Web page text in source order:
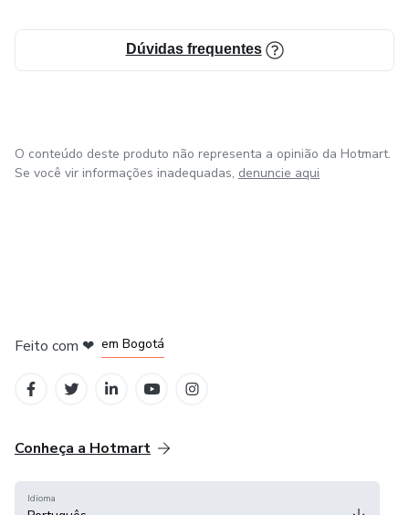
Dúvidas frequentes
O conteúdo deste produto não representa a opinião da Hotmart.
Se você vir informações inadequadas, denuncie aqui
Feito com ❤ em Bogotá
Conheça a Hotmart
Idioma